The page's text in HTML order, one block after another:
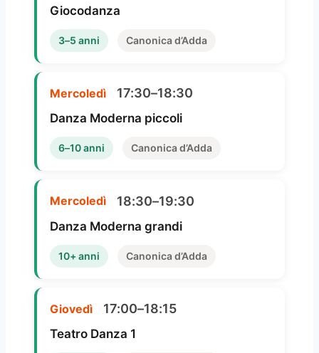
Giocodanza
3–5 anni Canonica d’Adda
Mercoledì 17:30–18:30
Danza Moderna piccoli
6–10 anni Canonica d’Adda
Mercoledì 18:30–19:30
Danza Moderna grandi
10+ anni Canonica d’Adda
Giovedì 17:00–18:15
Teatro Danza 1